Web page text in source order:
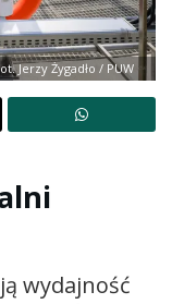
Jerzy Żygadło / PUW
wydajność